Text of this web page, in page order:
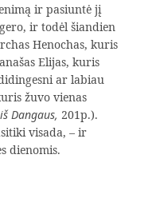
ir pasiuntė jį
ir todėl šiandien
Henochas, kuris
Elijas, kuris
ar labiau
žuvo vienas
Dangaus, 201p.).
visada, – ir
dienomis.